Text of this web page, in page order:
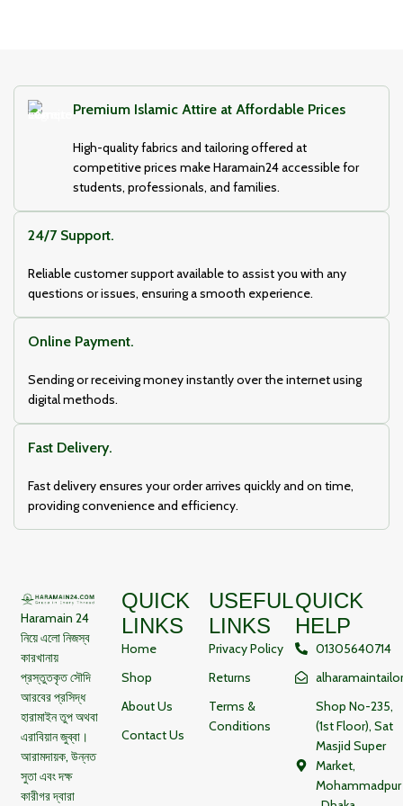
Premium Islamic Attire at Affordable Prices
High-quality fabrics and tailoring offered at
competitive prices make Haramain24 accessible for
students, professionals, and families.
24/7 Support.
Reliable customer support available to assist you with any
questions or issues, ensuring a smooth experience.
Online Payment.
Sending or receiving money instantly over the internet using
digital methods.
Fast Delivery.
Fast delivery ensures your order arrives quickly and on time,
providing convenience and efficiency.
Haramain 24
নিয়ে এলো নিজস্ব
কারখানায়
প্রস্তুতকৃত সৌদি
আরবের প্রসিদ্ধ
হারামাইন তুপ অথবা
এরাবিয়ান জুব্বা।
আরামদায়ক, উন্নত
সুতা এবং দক্ষ
কারীগর দ্বারা
QUICK
LINKS
Home
Shop
About Us
Contact Us
USEFUL
LINKS
Privacy Policy
Returns
Terms &
Conditions
QUICK
HELP
01305640714
Shop No-235,
(1st Floor), Sat
Masjid Super
Market,
Mohammadpur